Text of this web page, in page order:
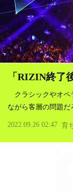
「RIZIN終了
クラシックやオペ
ながら客層の問題
2022.09.26 02:47 育